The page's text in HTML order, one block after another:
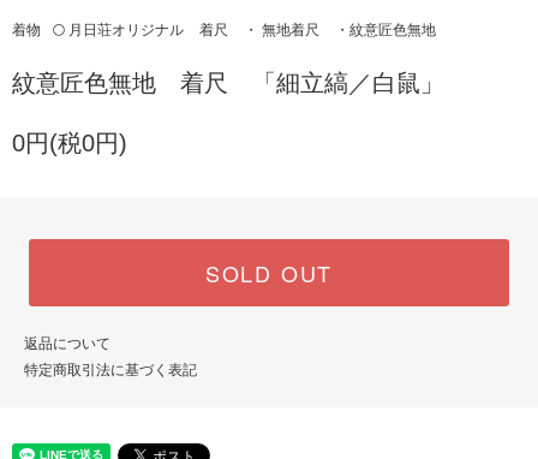
着物 🌕 月日荘オリジナル 着尺 ・ 無地着尺 ・紋意匠色無地
紋意匠色無地 着尺 「細立縞／白鼠」
0円(税0円)
SOLD OUT
返品について
特定商取引法に基づく表記